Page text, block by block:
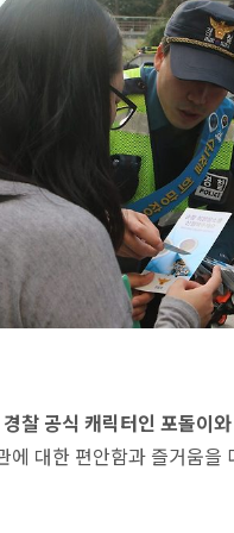
경찰 공식 캐릭터인 포돌이
에 대한 편안함과 즐거움을